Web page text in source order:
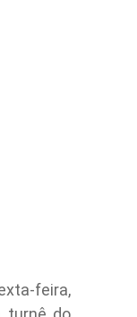
feira,